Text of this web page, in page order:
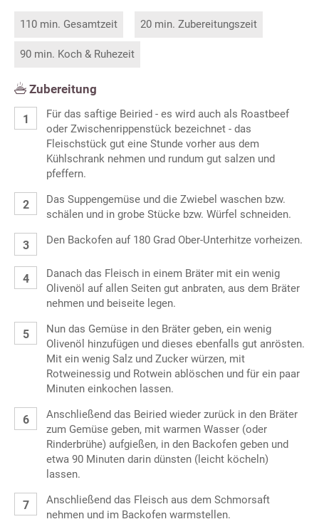
110 min. Gesamtzeit 20 min. Zubereitungszeit
90 min. Koch & Ruhezeit
Zubereitung
Für das saftige Beiried - es wird auch als Roastbeef
oder Zwischenrippenstück bezeichnet - das
Fleischstück gut eine Stunde vorher aus dem
Kühlschrank nehmen und rundum gut salzen und
pfeffern.
Das Suppengemüse und die Zwiebel waschen bzw.
schälen und in grobe Stücke bzw. Würfel schneiden.
Den Backofen auf 180 Grad Ober-Unterhitze vorheizen.
Danach das Fleisch in einem Bräter mit ein wenig
Olivenöl auf allen Seiten gut anbraten, aus dem Bräter
nehmen und beiseite legen.
Nun das Gemüse in den Bräter geben, ein wenig
Olivenöl hinzufügen und dieses ebenfalls gut anrösten.
Mit ein wenig Salz und Zucker würzen, mit
Rotweinessig und Rotwein ablöschen und für ein paar
Minuten einkochen lassen.
Anschließend das Beiried wieder zurück in den Bräter
zum Gemüse geben, mit warmen Wasser (oder
Rinderbrühe) aufgießen, in den Backofen geben und
etwa 90 Minuten darin dünsten (leicht köcheln)
lassen.
Anschließend das Fleisch aus dem Schmorsaft
nehmen und im Backofen warmstellen.